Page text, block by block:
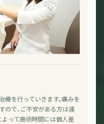
を行っていきます。痛みを
ので、ご不安がある方は遠
って施術時間には個人差